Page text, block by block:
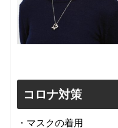
コロナ対策
・マスクの着用